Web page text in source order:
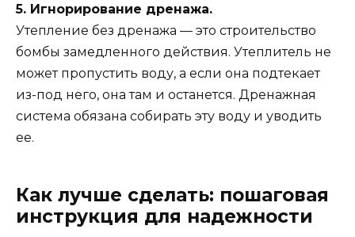
5. Игнорирование дренажа.
Утепление без дренажа — это строительство
бомбы замедленного действия. Утеплитель не
может пропустить воду, а если она подтекает
из-под него, она там и останется. Дренажная
система обязана собирать эту воду и уводить
ее.
Как лучше сделать: пошаговая
инструкция для надежности